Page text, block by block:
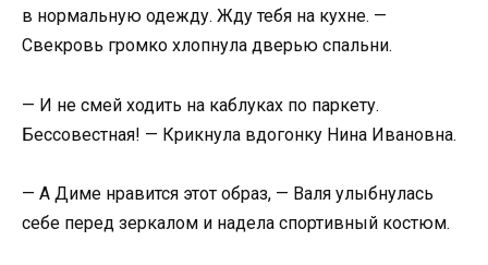
в нормальную одежду. Жду тебя на кухне. —
Свекровь громко хлопнула дверью спальни.
— И не смей ходить на каблуках по паркету.
Бессовестная! — Крикнула вдогонку Нина Ивановна.
— А Диме нравится этот образ, — Валя улыбнулась
себе перед зеркалом и надела спортивный костюм.